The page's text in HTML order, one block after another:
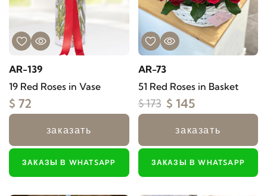
AR-139
19 Red Roses in Vase
$ 72
заказать
ЗАКАЗЫ В WHATSAPP
AR-73
51 Red Roses in Basket
$ 173 $ 145
заказать
ЗАКАЗЫ В WHATSAPP